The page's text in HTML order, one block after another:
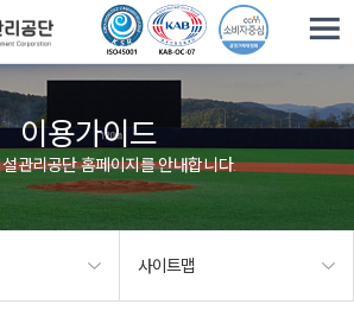
이용가이드
관리공단 홈페이지를 안내합니다.
사이트맵